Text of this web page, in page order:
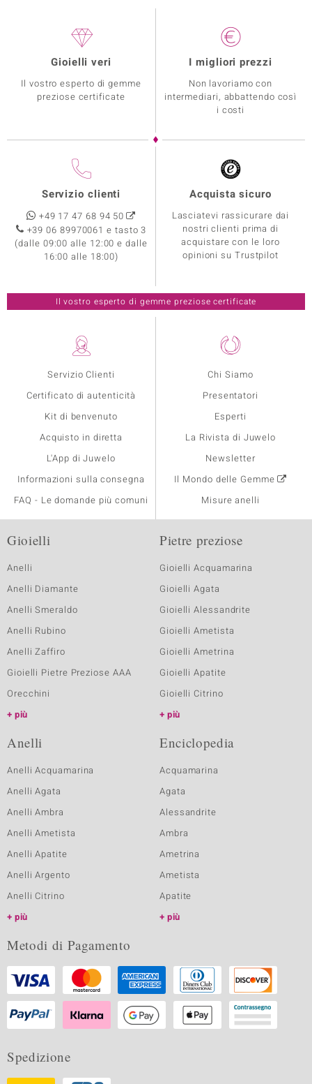
Servizio Clienti
Certificato di autenticità
Kit di benvenuto
Acquisto in diretta
L'App di Juwelo
Informazioni sulla consegna
FAQ - Le domande più comuni
Chi Siamo
Presentatori
Esperti
La Rivista di Juwelo
Newsletter
Il Mondo delle Gemme
Misure anelli
Gioielli veri
Il vostro esperto di gemme
preziose certificate
I migliori prezzi
Non lavoriamo con
intermediari, abbattendo così
i costi
Servizio clienti
+49 17 47 68 94 50
+39 06 89970061 e tasto 3
(dalle 09:00 alle 12:00 e dalle
16:00 alle 18:00)
Acquista sicuro
Lasciatevi rassicurare dai
nostri clienti prima di
acquistare con le loro
opinioni su Trustpilot
Il vostro esperto di gemme preziose certificate
Gioielli
Anelli
Anelli Diamante
Anelli Smeraldo
Anelli Rubino
Anelli Zaffiro
Gioielli Pietre Preziose AAA
Orecchini
più
Pietre preziose
Gioielli Acquamarina
Gioielli Agata
Gioielli Alessandrite
Gioielli Ametista
Gioielli Ametrina
Gioielli Apatite
Gioielli Citrino
più
Anelli
Anelli Acquamarina
Anelli Agata
Anelli Ambra
Anelli Ametista
Anelli Apatite
Anelli Argento
Anelli Citrino
più
Enciclopedia
Acquamarina
Agata
Alessandrite
Ambra
Ametrina
Ametista
Apatite
più
Metodi di Pagamento
Spedizione